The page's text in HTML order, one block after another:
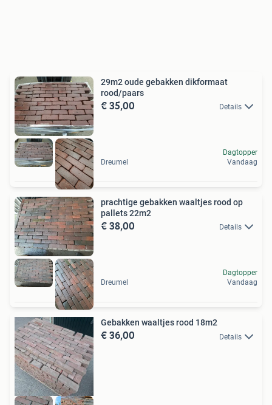
29m2 oude gebakken dikformaat
rood/paars
€ 35,00 Details
Dreumel
Dagtopper
Vandaag
prachtige gebakken waaltjes rood op
pallets 22m2
€ 38,00 Details
Dreumel
Dagtopper
Vandaag
Gebakken waaltjes rood 18m2
€ 36,00 Details